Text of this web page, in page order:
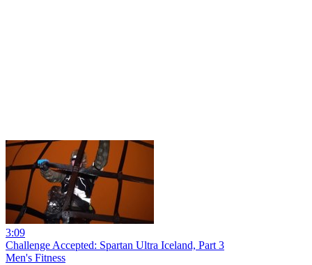
3:09
Challenge Accepted: Spartan Ultra Iceland, Part 3
Men's Fitness